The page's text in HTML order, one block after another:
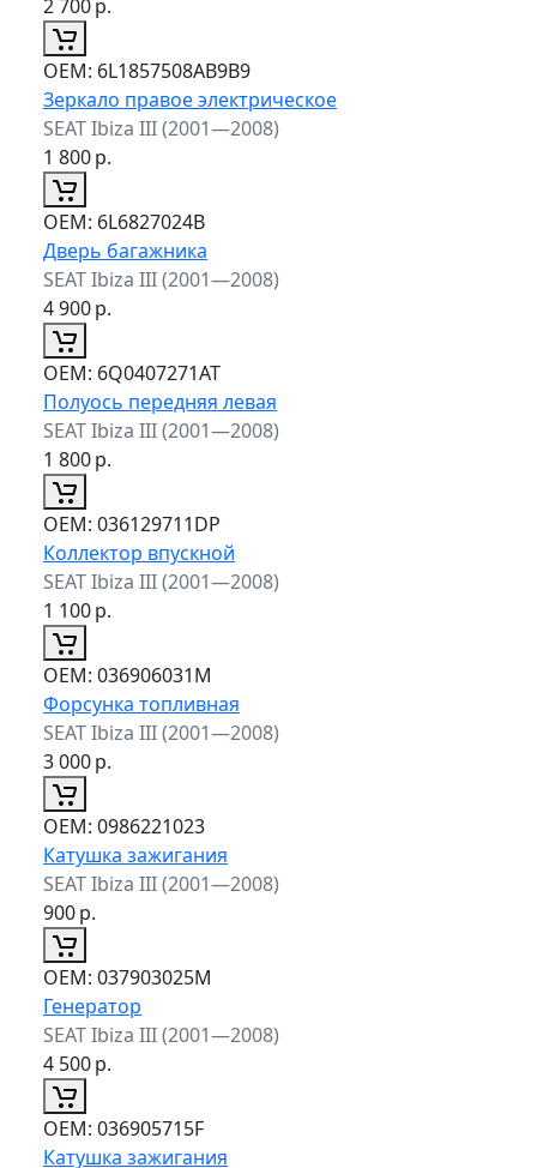
2 700р.
ОЕМ: 6L1857508AB9B9
Зеркало правое электрическое
SEAT Ibiza III (2001—2008)
1 800р.
ОЕМ: 6L6827024B
Дверь багажника
SEAT Ibiza III (2001—2008)
4 900р.
ОЕМ: 6Q0407271AT
Полуось передняя левая
SEAT Ibiza III (2001—2008)
1 800р.
ОЕМ: 036129711DP
Коллектор впускной
SEAT Ibiza III (2001—2008)
1 100р.
ОЕМ: 036906031M
Форсунка топливная
SEAT Ibiza III (2001—2008)
3 000р.
ОЕМ: 0986221023
Катушка зажигания
SEAT Ibiza III (2001—2008)
900р.
ОЕМ: 037903025M
Генератор
SEAT Ibiza III (2001—2008)
4 500р.
ОЕМ: 036905715F
Катушка зажигания